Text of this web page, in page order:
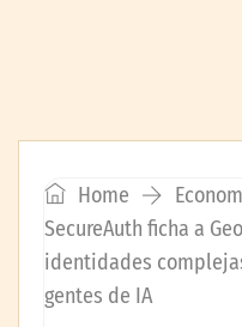
Home
SecureAuth ficha a
identidades
gentes de IA